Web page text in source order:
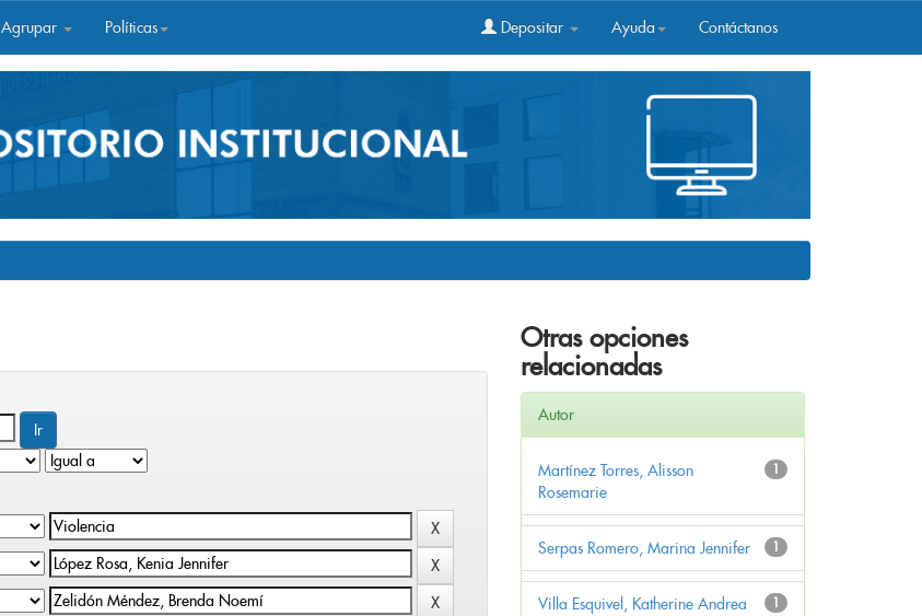
Agrupar Políticas Depositar Ayuda Contáctanos
Otras opciones
relacionadas
Autor
1
Martínez Torres, Alisson
Rosemarie
1
Serpas Romero, Marina Jennifer
1
Villa Esquivel, Katherine Andrea